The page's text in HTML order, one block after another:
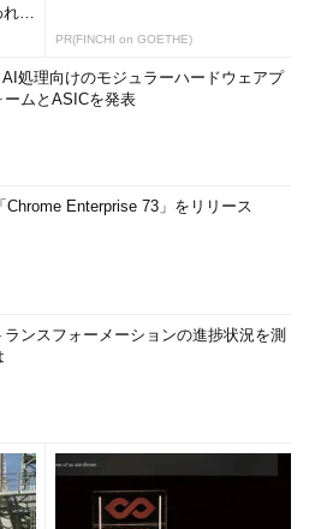
れな
PR(FINCHI on GOETHE)
AI処理向けのモジュラーハードウェアプ
ームとASICを発表
Chrome Enterprise 73」をリリース
ンスフォーメーションの進捗状況を測